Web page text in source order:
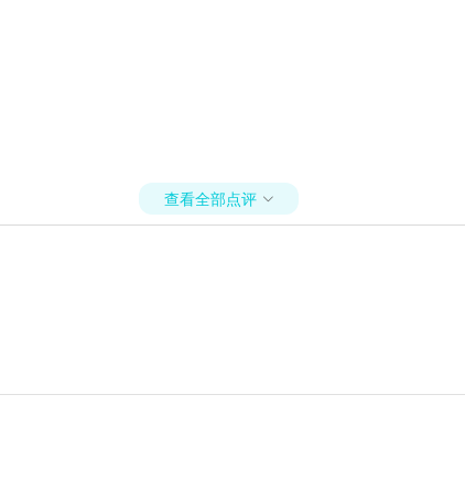
查看全部点评 